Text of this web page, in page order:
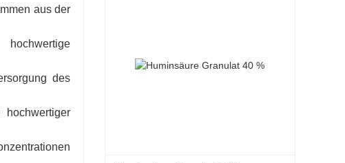
aus der
des
hochwertiger